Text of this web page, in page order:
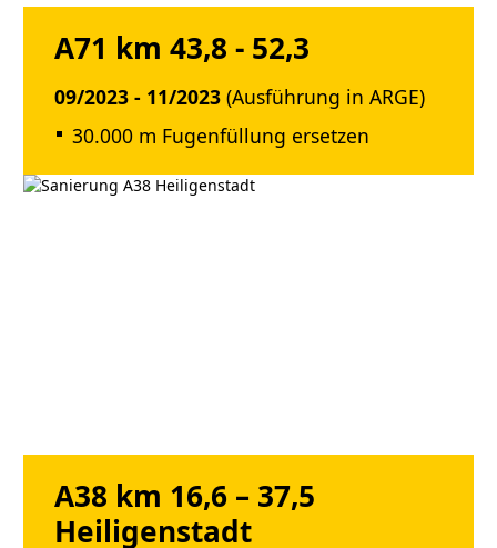
A71 km 43,8 - 52,3
09/2023 - 11/2023 (Ausführung in ARGE)
30.000 m Fugenfüllung ersetzen
A38 km 16,6 – 37,5
Heiligenstadt